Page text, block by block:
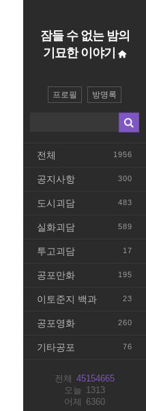
잠들 수 없는 밤의
기묘한 이야기
프로필 방명록
전체 1956
공지사항 300
도시괴담 483
실화괴담 589
투고괴담 17
공포만화 195
이토준지 백과 23
공포영화 260
기타공포 76
전체
45154665
오늘 1313
어제
6360